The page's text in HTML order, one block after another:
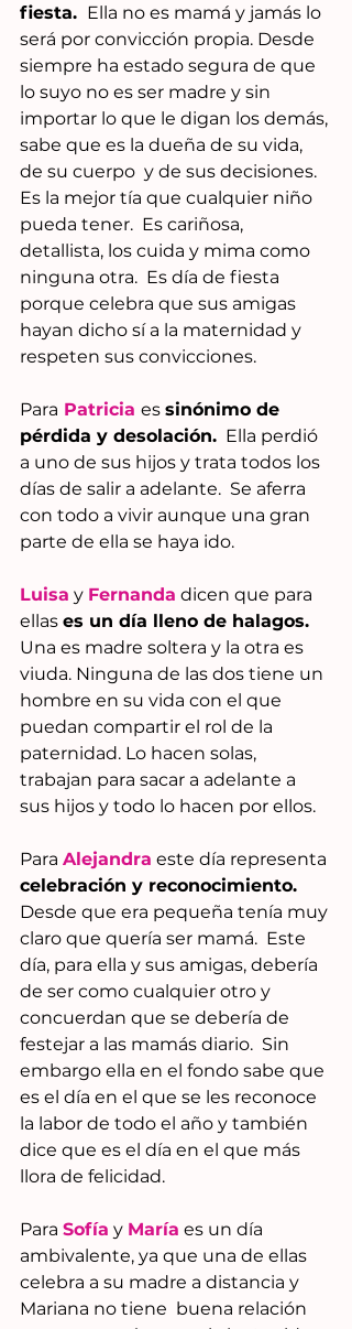
fiesta. Ella no es mamá y jamás lo
será por convicción propia. Desde
siempre ha estado segura de que
lo suyo no es ser madre y sin
importar lo que le digan los demás,
sabe que es la dueña de su vida,
de su cuerpo  y de sus decisiones.
Es la mejor tía que cualquier niño
pueda tener.  Es cariñosa,
detallista, los cuida y mima como
ninguna otra.  Es día de fiesta
porque celebra que sus amigas
hayan dicho sí a la maternidad y
respeten sus convicciones.
Para Patricia es sinónimo de
pérdida y desolación.
  Ella perdió
a uno de sus hijos y trata todos los
días de salir a adelante.  Se aferra
con todo a vivir aunque una gran
parte de ella se haya ido.
Luisa y Fernanda dicen que para
ellas es un día lleno de halagos.
Una es madre soltera y la otra es
viuda. Ninguna de las dos tiene un
hombre en su vida con el que
puedan compartir el rol de la
paternidad. Lo hacen solas,
trabajan para sacar a adelante a
sus hijos y todo lo hacen por ellos.
Para Alejandra este día representa
celebración y reconocimiento.
Desde que era pequeña tenía muy
claro que quería ser mamá.  Este
día, para ella y sus amigas, debería
de ser como cualquier otro y
concuerdan que se debería de
festejar a las mamás diario.  Sin
embargo ella en el fondo sabe que
es el día en el que se les reconoce
la labor de todo el año y también
dice que es el día en el que más
llora de felicidad.
Para Sofía y María es un día
ambivalente, ya que una de ellas
celebra a su madre a distancia y
Mariana no tiene  buena relación